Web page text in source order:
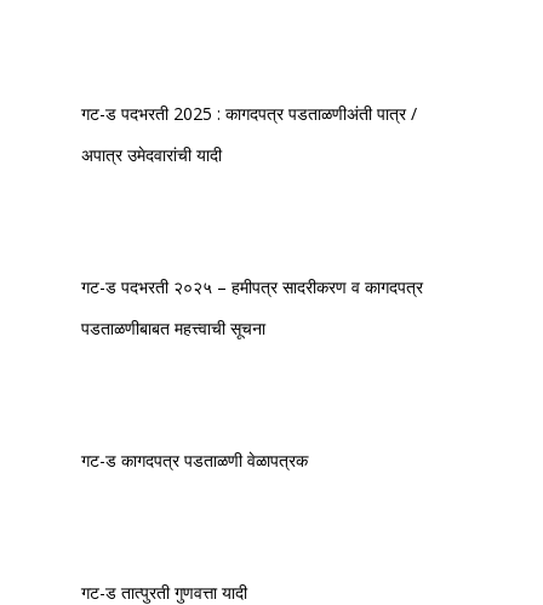
गट-ड पदभरती 2025 : कागदपत्र पडताळणीअंती पात्र /
अपात्र उमेदवारांची यादी
गट-ड पदभरती २०२५ – हमीपत्र सादरीकरण व कागदपत्र
पडताळणीबाबत महत्त्वाची सूचना
गट-ड कागदपत्र पडताळणी वेळापत्रक
गट-ड तात्पुरती गुणवत्ता यादी